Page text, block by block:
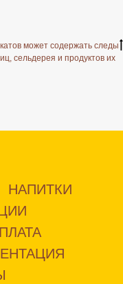
может содержать следы
сельдерея и продуктов их
НАПИТКИ